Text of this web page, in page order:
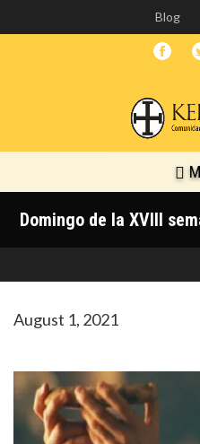
Blog
Domingo de la XVIII
August 1, 2021